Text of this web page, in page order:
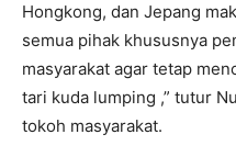
Hongkong, dan Jepang
semua pihak khususnya
masyarakat agar tetap
tari kuda lumping ,” tutur
tokoh masyarakat.